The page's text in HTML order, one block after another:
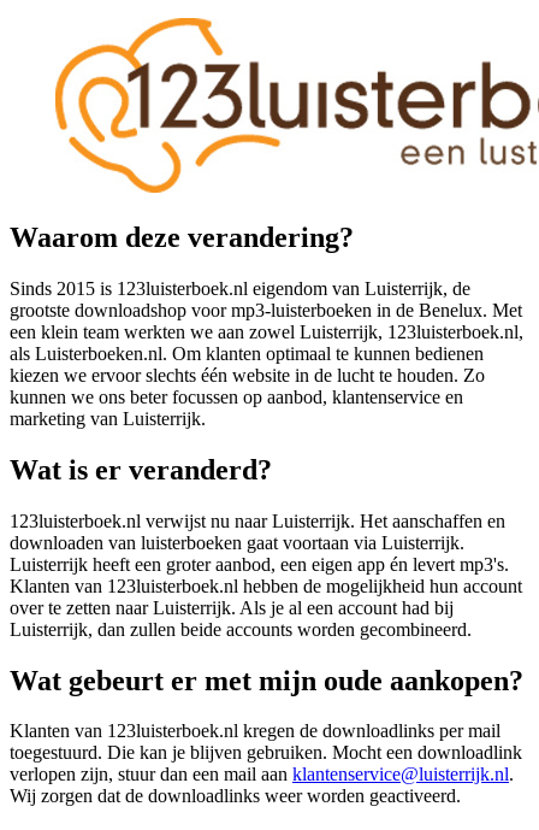
Waarom deze verandering?
Sinds 2015 is 123luisterboek.nl eigendom van Luisterrijk, de
grootste downloadshop voor mp3-luisterboeken in de Benelux. Met
een klein team werkten we aan zowel Luisterrijk, 123luisterboek.nl,
als Luisterboeken.nl. Om klanten optimaal te kunnen bedienen
kiezen we ervoor slechts één website in de lucht te houden. Zo
kunnen we ons beter focussen op aanbod, klantenservice en
marketing van Luisterrijk.
Wat is er veranderd?
123luisterboek.nl verwijst nu naar Luisterrijk. Het aanschaffen en
downloaden van luisterboeken gaat voortaan via Luisterrijk.
Luisterrijk heeft een groter aanbod, een eigen app én levert mp3's.
Klanten van 123luisterboek.nl hebben de mogelijkheid hun account
over te zetten naar Luisterrijk. Als je al een account had bij
Luisterrijk, dan zullen beide accounts worden gecombineerd.
Wat gebeurt er met mijn oude aankopen?
Klanten van 123luisterboek.nl kregen de downloadlinks per mail
toegestuurd. Die kan je blijven gebruiken. Mocht een downloadlink
verlopen zijn, stuur dan een mail aan klantenservice@luisterrijk.nl.
Wij zorgen dat de downloadlinks weer worden geactiveerd.